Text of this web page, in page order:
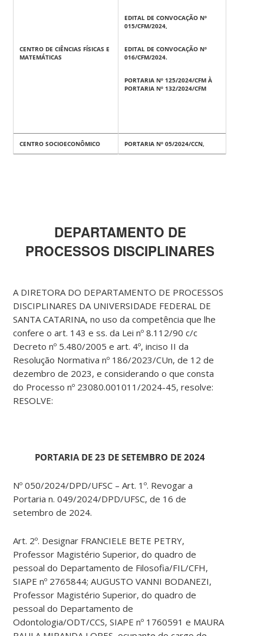
CENTRO DE CIÊNCIAS FÍSICAS E
MATEMÁTICAS
EDITAL DE CONVOCAÇÃO Nº
015/CFM/2024,
EDITAL DE CONVOCAÇÃO Nº
016/CFM/2024.
PORTARIA Nº 125/2024/CFM À
PORTARIA Nº 132/2024/CFM
CENTRO SOCIOECONÔMICO PORTARIA Nº 05/2024/CCN,
DEPARTAMENTO DE
PROCESSOS DISCIPLINARES
A DIRETORA DO DEPARTAMENTO DE PROCESSOS
DISCIPLINARES DA UNIVERSIDADE FEDERAL DE
SANTA CATARINA, no uso da competência que lhe
confere o art. 143 e ss. da Lei nº 8.112/90 c/c
Decreto nº 5.480/2005 e art. 4º, inciso II da
Resolução Normativa nº 186/2023/CUn, de 12 de
dezembro de 2023, e considerando o que consta
do Processo nº 23080.001011/2024-45, resolve:
RESOLVE:
PORTARIA DE 23 DE SETEMBRO DE 2024
Nº 050/2024/DPD/UFSC – Art. 1º. Revogar a
Portaria n. 049/2024/DPD/UFSC, de 16 de
setembro de 2024.
Art. 2º. Designar FRANCIELE BETE PETRY,
Professor Magistério Superior, do quadro de
pessoal do Departamento de Filosofia/FIL/CFH,
SIAPE nº 2765844; AUGUSTO VANNI BODANEZI,
Professor Magistério Superior, do quadro de
pessoal do Departamento de
Odontologia/ODT/CCS, SIAPE nº 1760591 e MAURA